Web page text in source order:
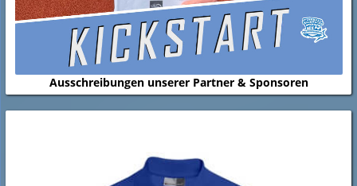
Ausschreibungen unserer Partner & Sponsoren